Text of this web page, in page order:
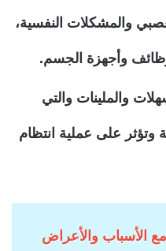
والمشكلات النفسية،
وأجهزة الجسم.
والملينات والتي
وتؤثر على عملية انتظام
الأسباب والأعراض